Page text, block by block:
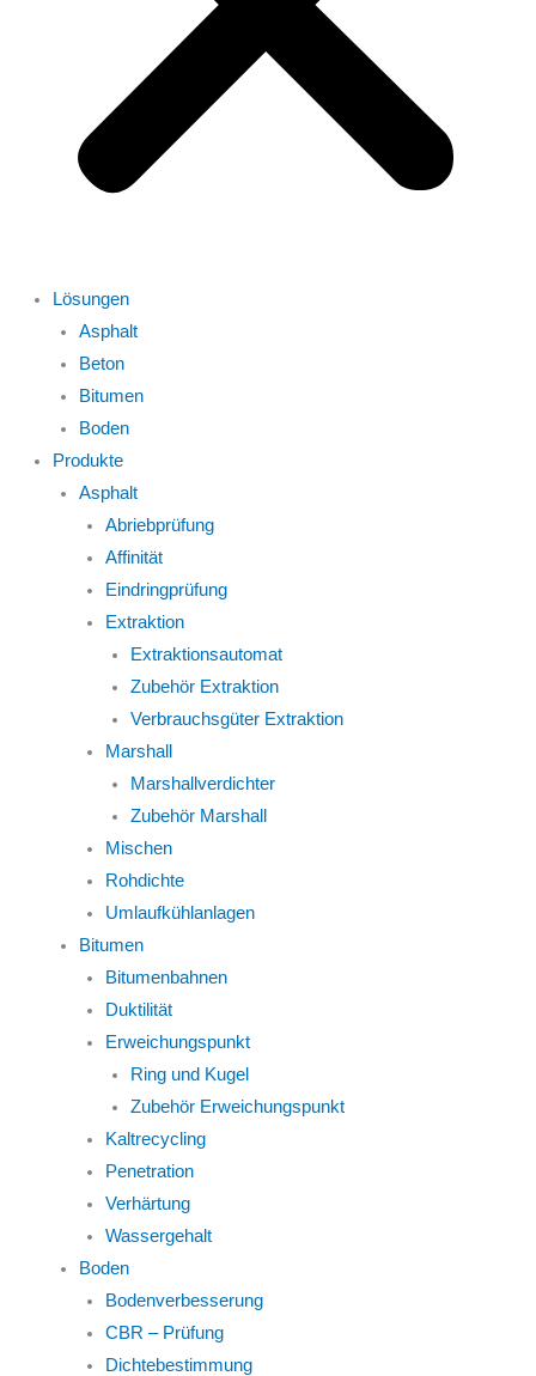
Lösungen
Asphalt
Beton
Bitumen
Boden
Produkte
Asphalt
Abriebprüfung
Affinität
Eindringprüfung
Extraktion
Extraktionsautomat
Zubehör Extraktion
Verbrauchsgüter Extraktion
Marshall
Marshallverdichter
Zubehör Marshall
Mischen
Rohdichte
Umlaufkühlanlagen
Bitumen
Bitumenbahnen
Duktilität
Erweichungspunkt
Ring und Kugel
Zubehör Erweichungspunkt
Kaltrecycling
Penetration
Verhärtung
Wassergehalt
Boden
Bodenverbesserung
CBR – Prüfung
Dichtebestimmung